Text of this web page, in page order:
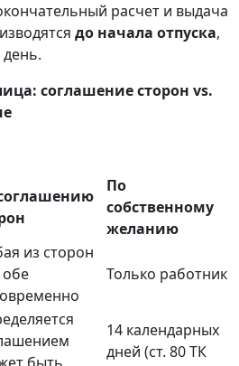
расчет и выдача
до начала отпуска,
соглашение сторон vs.
По
собственному
желанию
из сторон
Только работник
14 календарных
дней (ст. 80 ТК